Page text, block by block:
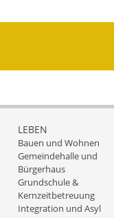
LEBEN
Bauen und Wohnen
Gemeindehalle und
Bürgerhaus
Grundschule &
Kernzeitbetreuung
Integration und Asyl